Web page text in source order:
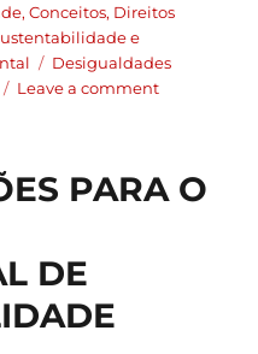
,Conceitos, Direitos
e
Desigualdades
Leave a comment
PARA O
DE